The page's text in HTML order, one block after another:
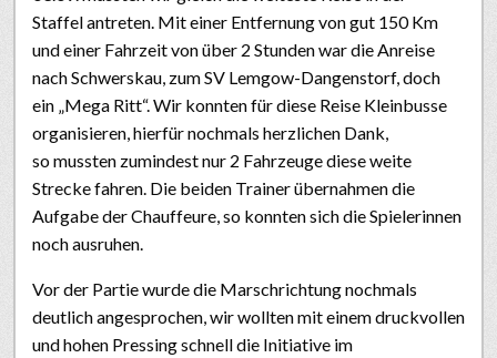
Staffel antreten. Mit einer Entfernung von gut 150 Km
und einer Fahrzeit von über 2 Stunden war die Anreise
nach Schwerskau, zum SV Lemgow-Dangenstorf, doch
ein „Mega Ritt“. Wir konnten für diese Reise Kleinbusse
organisieren, hierfür nochmals herzlichen Dank,
so mussten zumindest nur 2 Fahrzeuge diese weite
Strecke fahren. Die beiden Trainer übernahmen die
Aufgabe der Chauffeure, so konnten sich die Spielerinnen
noch ausruhen.
Vor der Partie wurde die Marschrichtung nochmals
deutlich angesprochen, wir wollten mit einem druckvollen
und hohen Pressing schnell die Initiative im